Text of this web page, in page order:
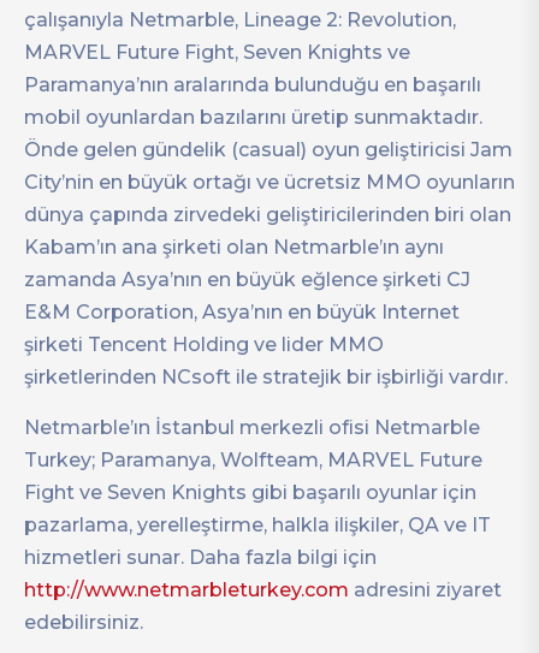
çalışanıyla Netmarble, Lineage 2: Revolution,
MARVEL Future Fight, Seven Knights ve
Paramanya’nın aralarında bulunduğu en başarılı
mobil oyunlardan bazılarını üretip sunmaktadır.
Önde gelen gündelik (casual) oyun geliştiricisi Jam
City’nin en büyük ortağı ve ücretsiz MMO oyunların
dünya çapında zirvedeki geliştiricilerinden biri olan
Kabam’ın ana şirketi olan Netmarble’ın aynı
zamanda Asya’nın en büyük eğlence şirketi CJ
E&M Corporation, Asya’nın en büyük Internet
şirketi Tencent Holding ve lider MMO
şirketlerinden NCsoft ile stratejik bir işbirliği vardır.
Netmarble’ın İstanbul merkezli ofisi Netmarble
Turkey; Paramanya, Wolfteam, MARVEL Future
Fight ve Seven Knights gibi başarılı oyunlar için
pazarlama, yerelleştirme, halkla ilişkiler, QA ve IT
hizmetleri sunar. Daha fazla bilgi için
http://www.netmarbleturkey.com adresini ziyaret
edebilirsiniz.